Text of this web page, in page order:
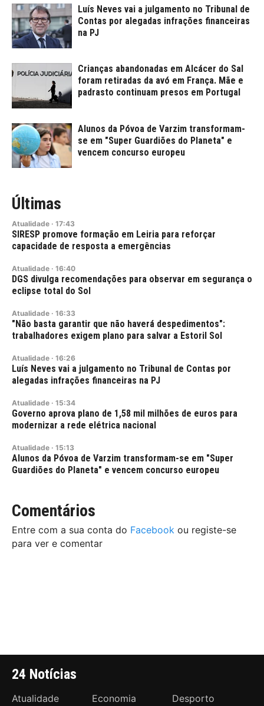
Luís Neves vai a julgamento no Tribunal de
Contas por alegadas infrações financeiras
na PJ
Crianças abandonadas em Alcácer do Sal
foram retiradas da avó em França. Mãe e
padrasto continuam presos em Portugal
Alunos da Póvoa de Varzim transformam-
se em "Super Guardiões do Planeta" e
vencem concurso europeu
Últimas
Atualidade · 17:43
SIRESP promove formação em Leiria para reforçar
capacidade de resposta a emergências
Atualidade · 16:40
DGS divulga recomendações para observar em segurança o
eclipse total do Sol
Atualidade · 16:33
"Não basta garantir que não haverá despedimentos":
trabalhadores exigem plano para salvar a Estoril Sol
Atualidade · 16:26
Luís Neves vai a julgamento no Tribunal de Contas por
alegadas infrações financeiras na PJ
Atualidade · 15:34
Governo aprova plano de 1,58 mil milhões de euros para
modernizar a rede elétrica nacional
Atualidade · 15:13
Alunos da Póvoa de Varzim transformam-se em "Super
Guardiões do Planeta" e vencem concurso europeu
Comentários
Entre com a sua conta do Facebook ou registe-se
para ver e comentar
24 Notícias
Atualidade Economia
Desporto